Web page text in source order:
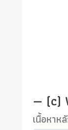
— (c)
เนื้อหาห